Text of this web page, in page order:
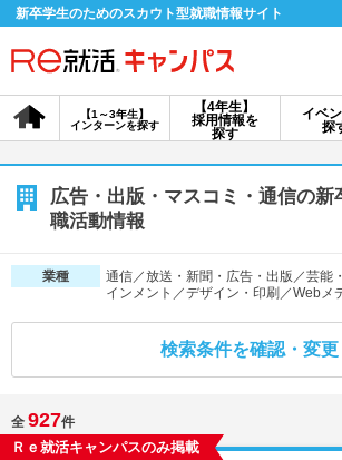
新卒学生のためのスカウト型就職情報サイト
【4年生】
採用情報を
探す
【1～3年生】
インターンを探す
イベ
探
会員登録 ロ
会員ID・パスワ
広告・出版・マスコミ・通信の新
職活動情報
業種
通信／放送・新聞・広告・出版／芸能
インメント／デザイン・印刷／Webメ
検索条件を確認・変更
全 927件
Ｒｅ就活キャンパスのみ掲載